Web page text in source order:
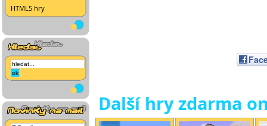
HTML5 hry
Další hry zdarma